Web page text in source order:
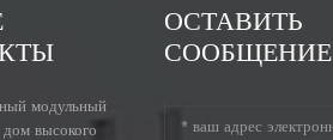
модульный
высокого
ОСТАВИТЬ
СООБЩЕНИЕ